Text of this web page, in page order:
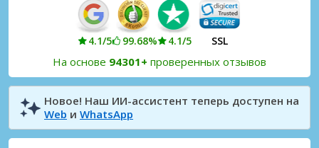
4.1/5 99.68% 4.1/5 SSL
На основе 94301+ проверенных отзывов
Новое! Наш ИИ-ассистент теперь доступен на
Web и WhatsApp